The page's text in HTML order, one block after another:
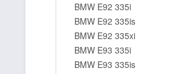
BMW E92 335i
BMW E92 335is
BMW E92 335xi
BMW E93 335i
BMW E93 335is